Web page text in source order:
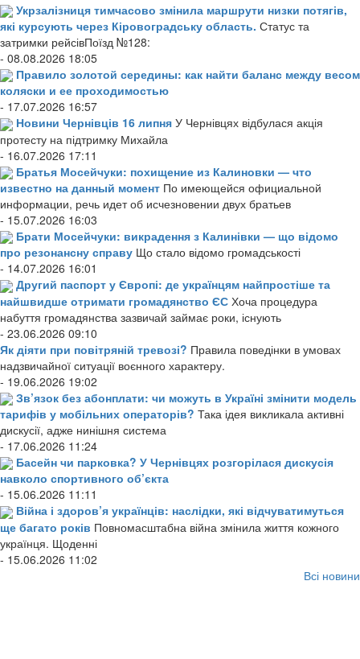
Укрзалізниця тимчасово змінила маршрути низки потягів,
які курсують через Кіровоградську область. Статус та
затримки рейсівПоїзд №128:
- 08.08.2026 18:05
Правило золотой середины: как найти баланс между весом
коляски и ее проходимостью
- 17.07.2026 16:57
Новини Чернівців 16 липня У Чернівцях відбулася акція
протесту на підтримку Михайла
- 16.07.2026 17:11
Братья Мосейчуки: похищение из Калиновки — что
известно на данный момент По имеющейся официальной
информации, речь идет об исчезновении двух братьев
- 15.07.2026 16:03
Брати Мосейчуки: викрадення з Калинівки — що відомо
про резонансну справу Що стало відомо громадськості
- 14.07.2026 16:01
Другий паспорт у Європі: де українцям найпростіше та
найшвидше отримати громадянство ЄС Хоча процедура
набуття громадянства зазвичай займає роки, існують
- 23.06.2026 09:10
Як діяти при повітряній тревозі? Правила поведінки в умовах
надзвичайної ситуації воєнного характеру.
- 19.06.2026 19:02
Зв’язок без абонплати: чи можуть в Україні змінити модель
тарифів у мобільних операторів? Така ідея викликала активні
дискусії, адже нинішня система
- 17.06.2026 11:24
Басейн чи парковка? У Чернівцях розгорілася дискусія
навколо спортивного об’єкта
- 15.06.2026 11:11
Війна і здоров’я українців: наслідки, які відчуватимуться
ще багато років Повномасштабна війна змінила життя кожного
українця. Щоденні
- 15.06.2026 11:02
Всі новини